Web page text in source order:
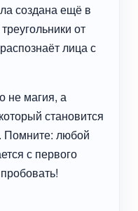
создана ещё в
от
лица с
не магия, а
становится
любой
с первого